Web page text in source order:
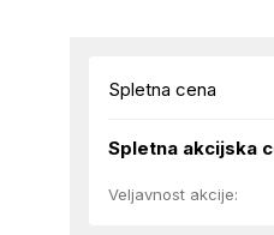
Spletna cena
Spletna akcijska
Veljavnost akcije: